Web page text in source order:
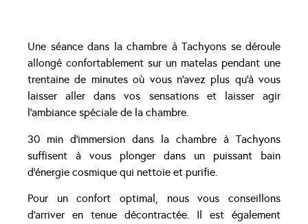
Une séance dans la chambre à Tachyons se déroule
allongé confortablement sur un matelas pendant une
trentaine de minutes où vous n’avez plus qu’à vous
laisser aller dans vos sensations et laisser agir
l’ambiance spéciale de la chambre.
30 min d’immersion dans la chambre à Tachyons
suffisent à vous plonger dans un puissant bain
d’énergie cosmique qui nettoie et purifie.
Pour un confort optimal, nous vous conseillons
d’arriver en tenue décontractée. Il est également